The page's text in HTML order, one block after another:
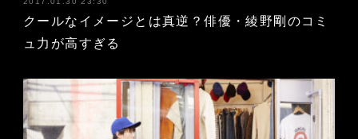
クールなイメージとは真逆？俳優・綾野剛のコミ
ュ力が高すぎる